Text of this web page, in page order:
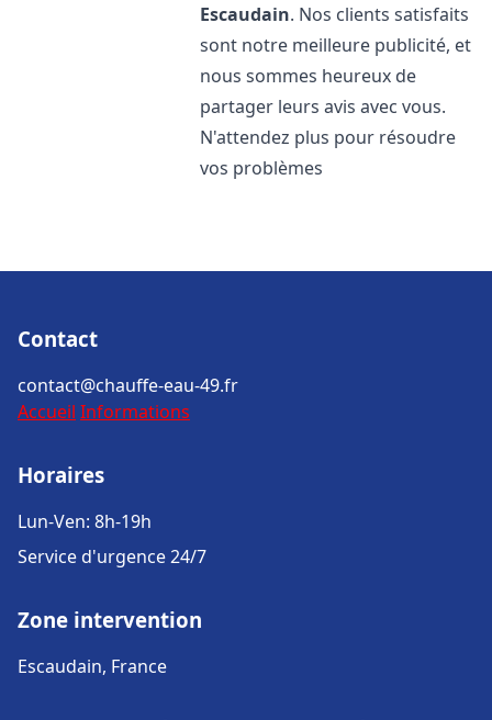
Escaudain. Nos clients satisfaits
sont notre meilleure publicité, et
nous sommes heureux de
partager leurs avis avec vous.
N'attendez plus pour résoudre
vos problèmes
Contact
contact@chauffe-eau-49.fr
Accueil Informations
Horaires
Lun-Ven: 8h-19h
Service d'urgence 24/7
Zone intervention
Escaudain, France